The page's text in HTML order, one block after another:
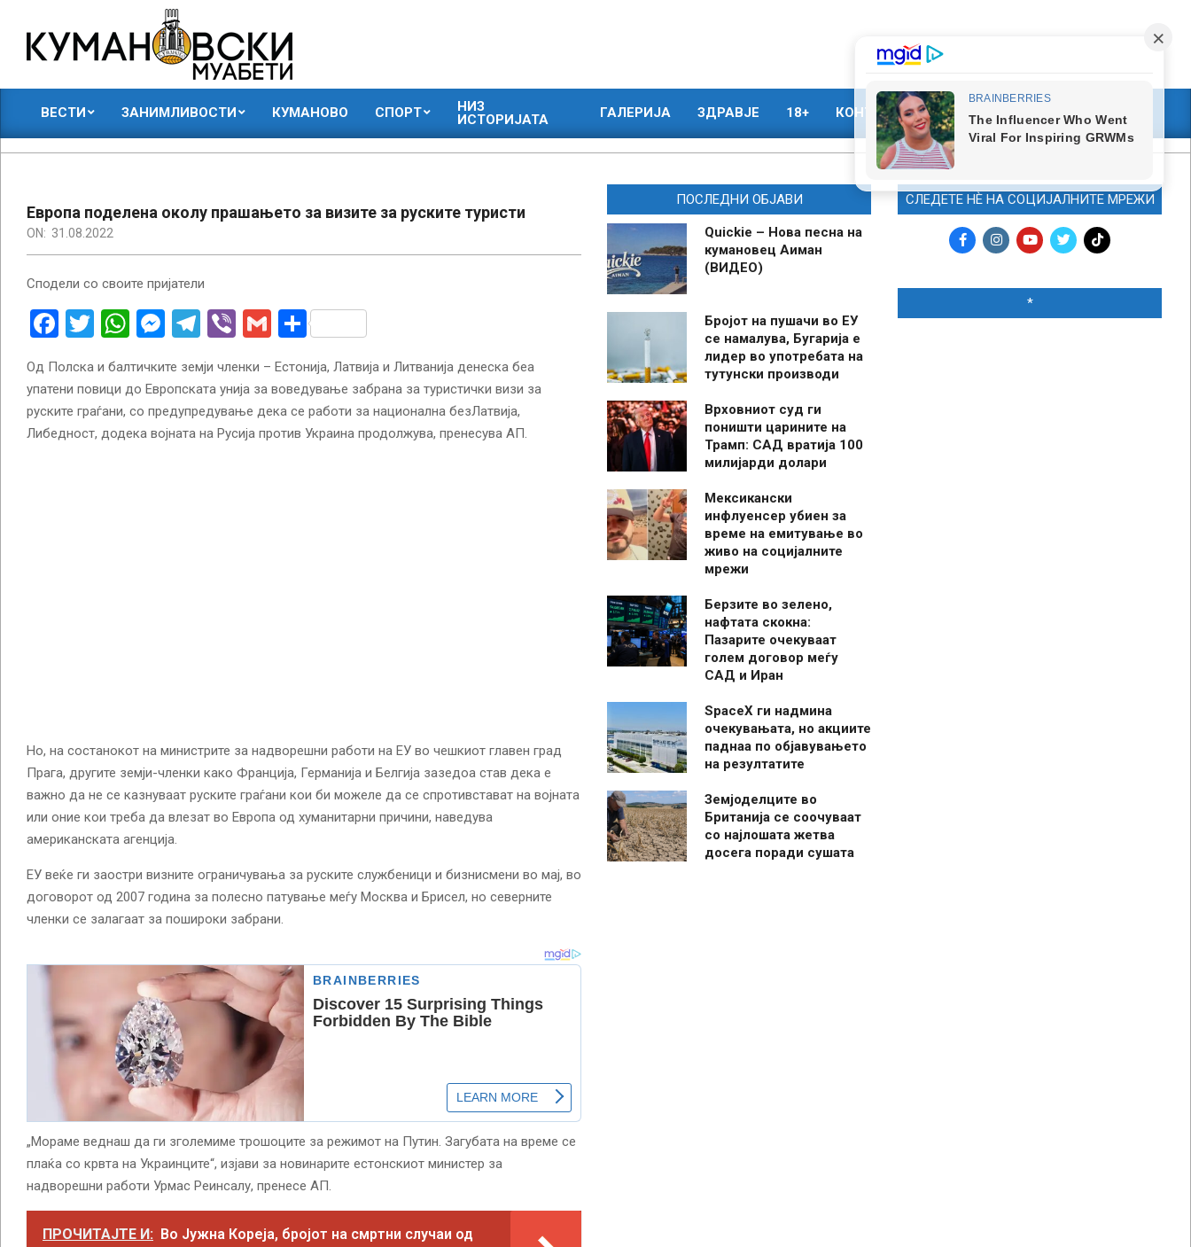
content
КУМАНОВСКИ
МУАБЕТИ
ВЕСТИ ЗАНИМЛИВОСТИ КУМАНОВО СПОРТ
НИЗ
ИСТОРИЈАТА
ГАЛЕРИЈА ЗДРАВЈЕ 18+ КОНТАКТ МАРКЕТИНГ
Европа поделена околу прашањето за визите за руските туристи
ON: 31.08.2022
Сподели со своите пријатели
Facebook
Twitter
WhatsApp
Messenger
Telegram
ViberGmailShare
Од Полска и балтичките земји членки – Естонија, Латвија и Литванија денеска беа
упатени повици до Европската унија за воведување забрана за туристички визи за
руските граѓани, со предупредување дека се работи за национална безЛатвија,
Либедност, додека војната на Русија против Украина продолжува, пренесува АП.
Но, на состанокот на министрите за надворешни работи на ЕУ во чешкиот главен град
Прага, другите земји-членки како Франција, Германија и Белгија зазедоа став дека е
важно да не се казнуваат руските граѓани кои би можеле да се спротивстават на војната
или оние кои треба да влезат во Европа од хуманитарни причини, наведува
американската агенција.
ЕУ веќе ги заостри визните ограничувања за руските службеници и бизнисмени во мај, во
договорот од 2007 година за полесно патување меѓу Москва и Брисел, но северните
членки се залагаат за пошироки забрани.
„Мораме веднаш да ги зголемиме трошоците за режимот на Путин. Загубата на време се
плаќа со крвта на Украинците“, изјави за новинарите естонскиот министер за
надворешни работи Урмас Реинсалу, пренесе АП.
ПРОЧИТАЈТЕ И: Во Јужна Кореја, бројот на смртни случаи од
ПОСЛЕДНИ ОБЈАВИ
Quickie – Нова песна на
кумановец Аиман
(ВИДЕО)
Бројот на пушачи во ЕУ
се намалува, Бугарија е
лидер во употребата на
тутунски производи
Врховниот суд ги
поништи царините на
Трамп: САД вратија 100
милијарди долари
Мексикански
инфлуенсер убиен за
време на емитување во
живо на социјалните
мрежи
Берзите во зелено,
нафтата скокна:
Пазарите очекуваат
голем договор меѓу
САД и Иран
SpaceX ги надмина
очекувањата, но акциите
паднаа по објавувањето
на резултатите
Земјоделците во
Британија се соочуваат
со најлошата жетва
досега поради сушата
СЛЕДЕТЕ НЀ НА СОЦИЈАЛНИТЕ МРЕЖИ
*